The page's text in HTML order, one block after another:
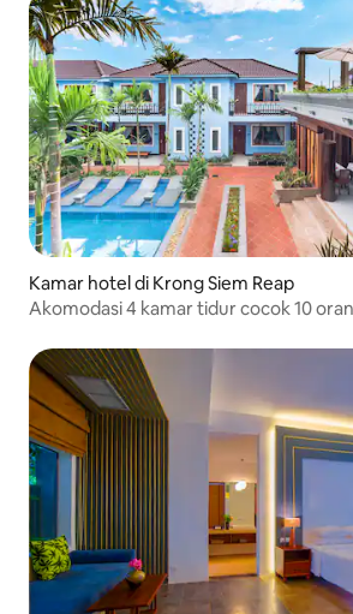
Kamar hotel di Krong Siem Reap
Akomodasi 4 kamar tidur cocok 10